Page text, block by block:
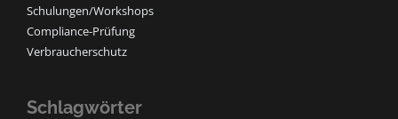
Schulungen/Workshops
Compliance-Prüfung
Verbraucherschutz
Schlagwörter